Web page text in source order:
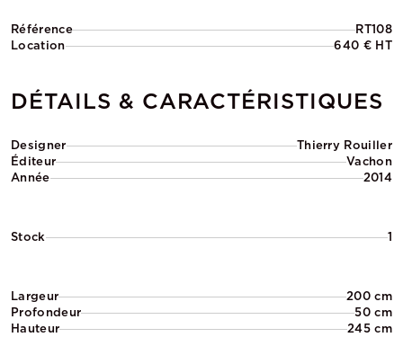
Référence
RT108
Location
640 € HT
DÉTAILS & CARACTÉRISTIQUES
Designer
Thierry Rouiller
Éditeur
Vachon
Année
2014
Stock 1
Largeur
200 cm
Profondeur
50 cm
Hauteur
245 cm